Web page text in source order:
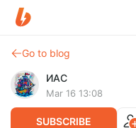
Go to blog
ИАС
Mar 16 13:08
SUBSCRIBE